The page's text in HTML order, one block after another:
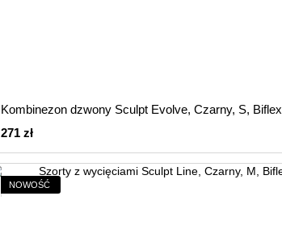
Kombinezon dzwony Sculpt Evolve, Czarny, S, Biflex
271 zł
NOWOŚĆ